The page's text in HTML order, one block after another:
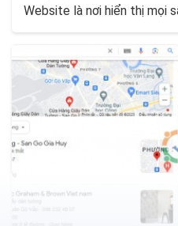
Website là nơi hiển thị mọi